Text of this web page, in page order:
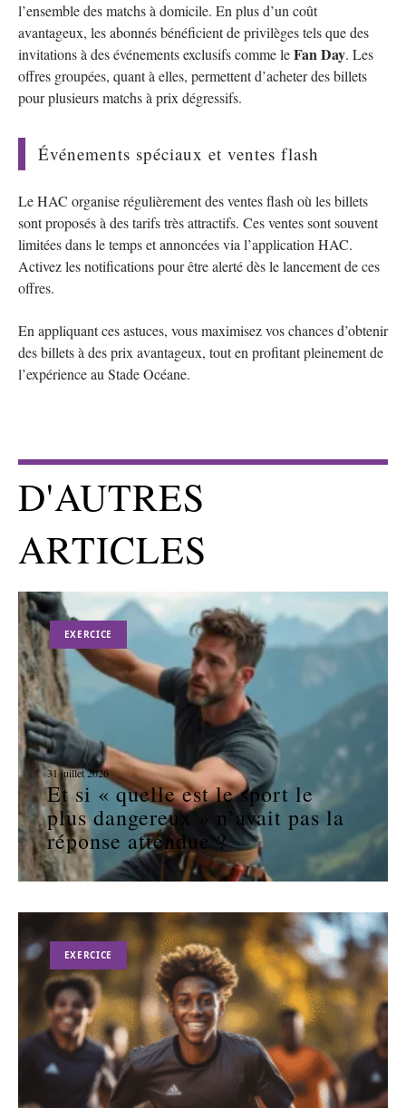
l’ensemble des matchs à domicile. En plus d’un coût
avantageux, les abonnés bénéficient de privilèges tels que des
invitations à des événements exclusifs comme leFan Day. Les
offres groupées, quant à elles, permettent d’acheter des billets
pour plusieurs matchs à prix dégressifs.
Événements spéciaux et ventes flash
Le HAC organise régulièrement des ventes flash où les billets
sont proposés à des tarifs très attractifs. Ces ventes sont souvent
limitées dans le temps et annoncées via l’application HAC.
Activez les notifications pour être alerté dès le lancement de ces
offres.
En appliquant ces astuces, vous maximisez vos chances d’obtenir
des billets à des prix avantageux, tout en profitant pleinement de
l’expérience au Stade Océane.
D'AUTRES
ARTICLES
EXERCICE
31 juillet 2026
Et si « quelle est le sport le
plus dangereux » n’avait pas la
réponse attendue ?
EXERCICE